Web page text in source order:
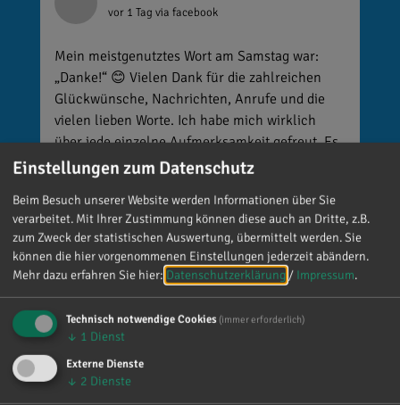
vor 1 Tag via facebook
Mein meistgenutztes Wort am Samstag war:
„Danke!“ 😊 Vielen Dank für die zahlreichen
Glückwünsche, Nachrichten, Anrufe und die
vielen lieben Worte. Ich habe mich wirklich
über jede einzelne Aufmerksamkeit gefreut. Es
ist alles andere als selbstverständlich, dass sich
so viele Menschen die Zeit nehmen, an einen zu
denken. Umso mehr weiß ich das zu schätzen.
Einstellungen zum Datenschutz
Beim Besuch unserer Website werden Informationen über Sie
verarbeitet. Mit Ihrer Zustimmung können diese auch an Dritte, z.B.
zum Zweck der statistischen Auswertung, übermittelt werden. Sie
können die hier vorgenommenen Einstellungen jederzeit abändern.
Mehr dazu erfahren Sie hier: Datenschutzerklärung / Impressum.
Technisch notwendige Cookies (immer erforderlich)
↓ 1 Dienst
Externe Dienste
↓ 2 Dienste